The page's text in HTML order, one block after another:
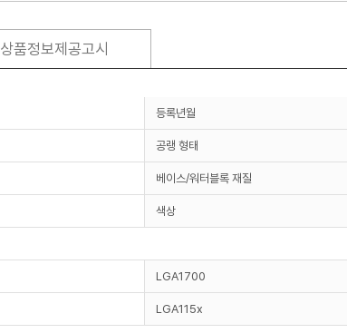
상품정보제공고시
등록년월
공랭 형태
베이스/워터블록 재질
색상
LGA1700
LGA115x